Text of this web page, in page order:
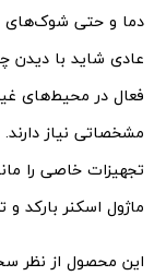
دما و حتی شوک‌های
عادی شاید با دیدن
فعال در محیط‌های
تجهیزات خاصی را
ماژول اسکنر بارکد